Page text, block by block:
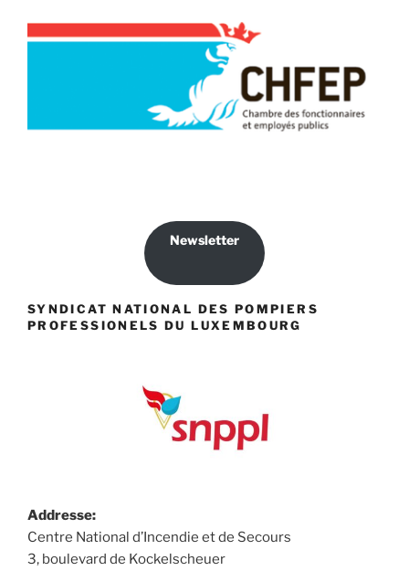
Newsletter
SYNDICAT NATIONAL DES POMPIERS
PROFESSIONELS DU LUXEMBOURG
Addresse:
Centre National d’Incendie et de Secours
3, boulevard de Kockelscheuer